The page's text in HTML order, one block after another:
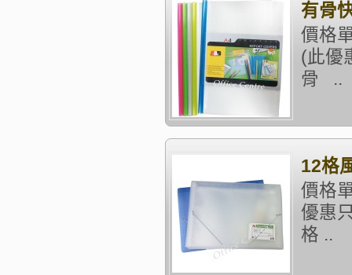
有骨
價格
(此優
骨 ..
12格
價格
優惠
格 ..